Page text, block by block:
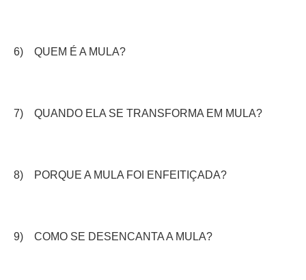
6) QUEM É A MULA?
7) QUANDO ELA SE TRANSFORMA EM MULA?
8) PORQUE A MULA FOI ENFEITIÇADA?
9) COMO SE DESENCANTA A MULA?